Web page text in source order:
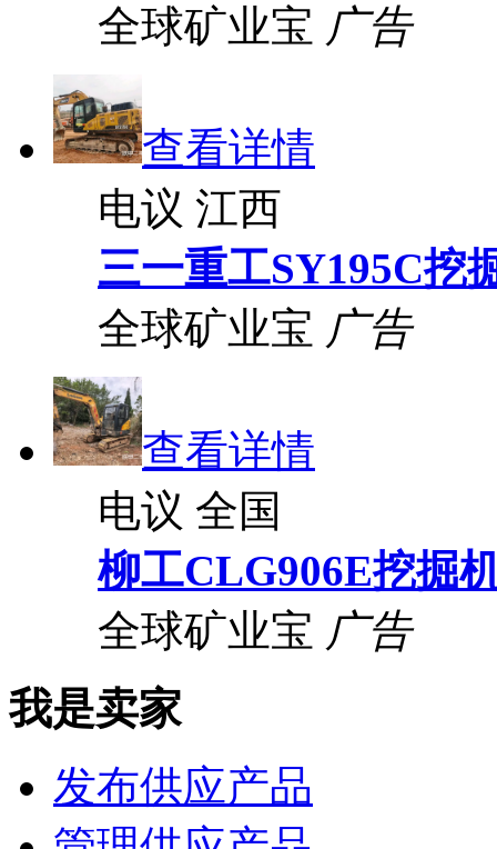
全球矿业宝 广告
查看详情
电议 江西
三一重工SY195C挖
全球矿业宝 广告
查看详情
电议 全国
柳工CLG906E挖掘
全球矿业宝 广告
我是卖家
发布供应产品